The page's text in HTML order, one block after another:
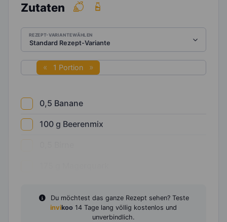
Zutaten
REZEPT-VARIANTE WÄHLEN
1 Portion
0,5 Banane
100 g Beerenmix
Du möchtest das ganze Rezept sehen? Teste
invikoo 14 Tage lang völlig kostenlos und
unverbindlich.